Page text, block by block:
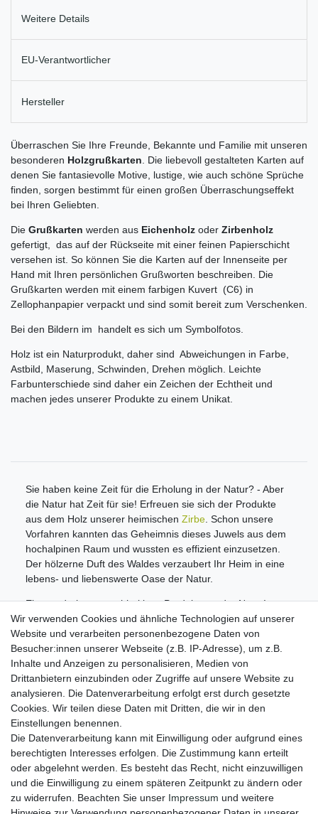
Weitere Details
EU-Verantwortlicher
Hersteller
Überraschen Sie Ihre Freunde, Bekannte und Familie mit unseren
besonderen Holzgrußkarten . Die liebevoll gestalteten Karten auf
denen Sie fantasievolle Motive, lustige, wie auch schöne Sprüche
finden, sorgen bestimmt für einen großen Überraschungseffekt
bei Ihren Geliebten.
Die Grußkarten werden aus Eichenholz oder Zirbenholz
gefertigt, das auf der Rückseite mit einer feinen Papierschicht
versehen ist. So können Sie die Karten auf der Innenseite per
Hand mit Ihren persönlichen Grußworten beschreiben. Die
Grußkarten werden mit einem farbigen Kuvert (C6) in
Zellophanpapier verpackt und sind somit bereit zum Verschenken.
Bei den Bildern im handelt es sich um Symbolfotos.
Holz ist ein Naturprodukt, daher sind Abweichungen in Farbe,
Astbild, Maserung, Schwinden, Drehen möglich. Leichte
Farbunterschiede sind daher ein Zeichen der Echtheit und
machen jedes unserer Produkte zu einem Unikat.
Sie haben keine Zeit für die Erholung in der Natur? - Aber
die Natur hat Zeit für sie! Erfreuen sie sich der Produkte
aus dem Holz unserer heimischen Zirbe . Schon unsere
Vorfahren kannten das Geheimnis dieses Juwels aus dem
hochalpinen Raum und wussten es effizient einzusetzen.
Der hölzerne Duft des Waldes verzaubert Ihr Heim in eine
lebens- und liebenswerte Oase der Natur.
Ein wunderbares nachhaltiges Produkt aus der Natur!
Informationen
Zahlungsmöglichkeiten
Versandinformationen
Kontakt
Wiederverkäufer / Händler
Social Media
Facebook
Instagram
Unsere Vorteile
kostenloser Versand ab 70 EUR
Wir verwenden Cookies und ähnliche Technologien auf unserer
Website und verarbeiten personenbezogene Daten von
Besucher:innen unserer Webseite (z.B. IP-Adresse), um z.B.
Inhalte und Anzeigen zu personalisieren, Medien von
Drittanbietern einzubinden oder Zugriffe auf unsere Website zu
analysieren. Die Datenverarbeitung erfolgt erst durch gesetzte
Cookies. Wir teilen diese Daten mit Dritten, die wir in den
Einstellungen benennen.
Die Datenverarbeitung kann mit Einwilligung oder aufgrund eines
berechtigten Interesses erfolgen. Die Zustimmung kann erteilt
oder abgelehnt werden. Es besteht das Recht, nicht einzuwilligen
und die Einwilligung zu einem späteren Zeitpunkt zu ändern oder
zu widerrufen. Beachten Sie unser Impressum und weitere